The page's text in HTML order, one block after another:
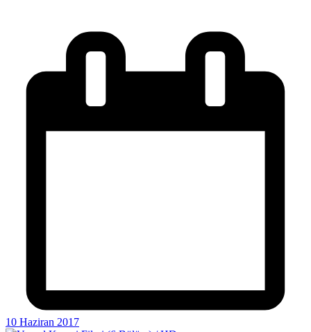
10 Haziran 2017